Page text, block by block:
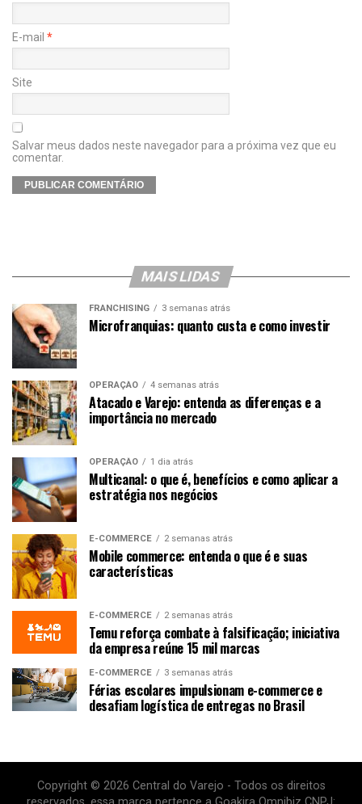
E-mail *
Site
Salvar meus dados neste navegador para a próxima vez que eu
comentar.
MAIS LIDAS
FRANCHISING 3 semanas atrás
Microfranquias: quanto custa e como investir
OPERAÇÃO 4 semanas atrás
Atacado e Varejo: entenda as diferenças e a
importância no mercado
OPERAÇÃO 1 dia atrás
Multicanal: o que é, benefícios e como aplicar a
estratégia nos negócios
E-COMMERCE 2 semanas atrás
Mobile commerce: entenda o que é e suas
características
E-COMMERCE 2 semanas atrás
Temu reforça combate à falsificação; iniciativa
da empresa reúne 15 mil marcas
E-COMMERCE 3 semanas atrás
Férias escolares impulsionam e-commerce e
desafiam logística de entregas no Brasil
Copyright © 2026 Central do Varejo - Todos os direitos